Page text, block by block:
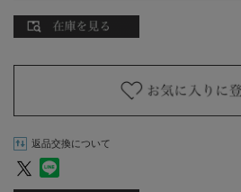
返品交換について